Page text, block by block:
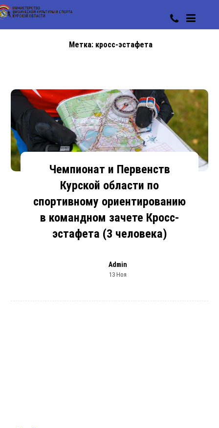
Метка: кросс-эстафета
Чемпионат и Первенств
Курской области по
спортивному ориентированию
в командном зачете Кросс-
эстафета (3 человека)
Admin
13 Ноя